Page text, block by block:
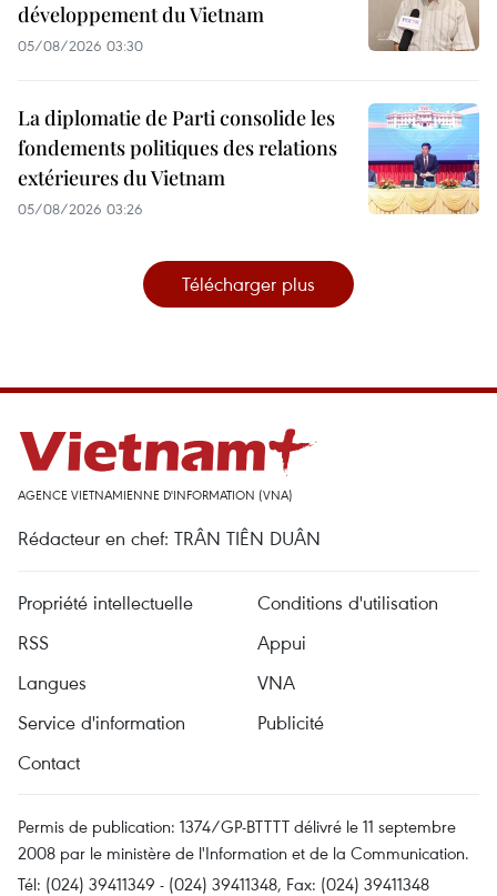
développement du Vietnam
05/08/2026 03:30
La diplomatie de Parti consolide les
fondements politiques des relations
extérieures du Vietnam
05/08/2026 03:26
Télécharger plus
AGENCE VIETNAMIENNE D'INFORMATION (VNA)
Rédacteur en chef: TRÂN TIÊN DUÂN
Propriété intellectuelle
Conditions d'utilisation
RSS
Appui
Langues
VNA
Service d'information
Publicité
Contact
Permis de publication: 1374/GP-BTTTT délivré le 11 septembre
2008 par le ministère de l'Information et de la Communication.
Tél: (024) 39411349 - (024) 39411348, Fax: (024) 39411348